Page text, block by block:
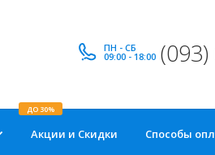
ПН - СБ
09:00 - 18:00
Акции и Скидки
ДО 30%
Способы